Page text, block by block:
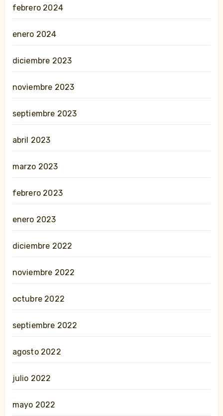
febrero 2024
enero 2024
diciembre 2023
noviembre 2023
septiembre 2023
abril 2023
marzo 2023
febrero 2023
enero 2023
diciembre 2022
noviembre 2022
octubre 2022
septiembre 2022
agosto 2022
julio 2022
mayo 2022